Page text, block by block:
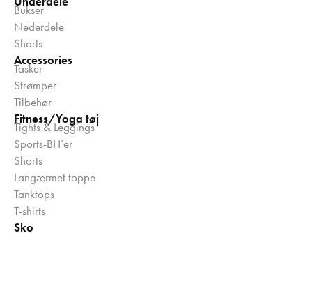
Bukser
Nederdele
Shorts
Accessories
Tasker
Strømper
Tilbehør
Fitness/Yoga tøj
Tights & Leggings
Sports-BH’er
Shorts
Langærmet toppe
Tanktops
T-shirts
Sko